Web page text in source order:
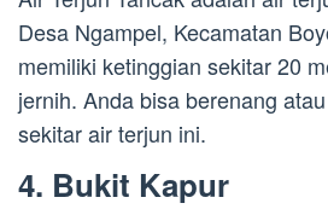
Desa Ngampel, Kecamatan
memiliki ketinggian sekitar 20
jernih. Anda bisa berenang
sekitar air terjun ini.
4. Bukit Kapur